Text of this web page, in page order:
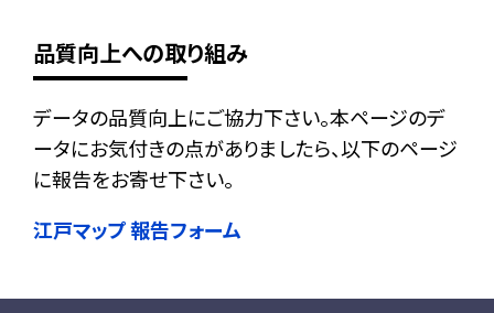
品質向上への取り組み
データの品質向上にご協力下さい。本ページのデ
ータにお気付きの点がありましたら、以下のページ
に報告をお寄せ下さい。
江戸マップ 報告フォーム